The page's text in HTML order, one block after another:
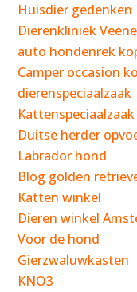
Huisdier gedenken
Dierenkliniek
auto hondenrek
Camper occasion
dierenspeciaalzaak
Kattenspeciaalzaak
Duitse herder
Labrador hond
Blog golden
Katten winkel
Dieren winkel
Voor de hond
Gierzwaluwkasten
KNO3